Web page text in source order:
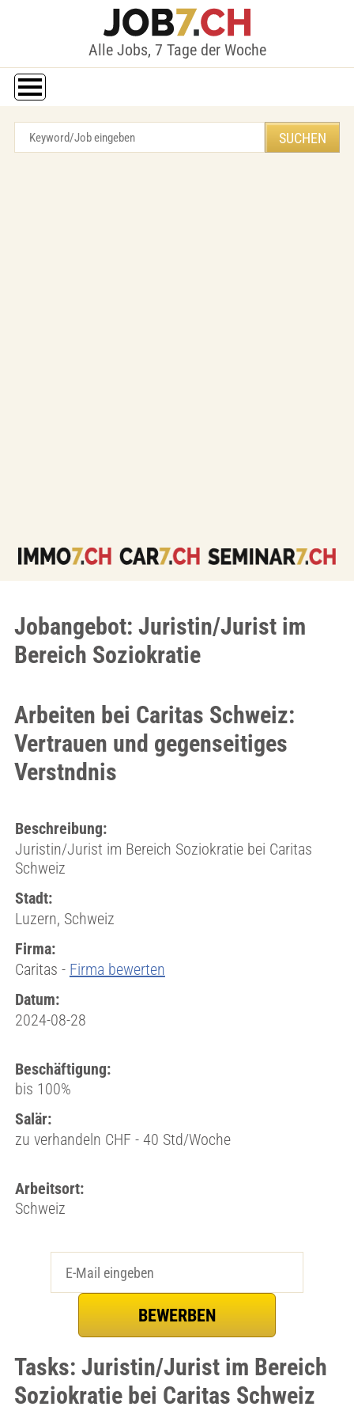
Alle Jobs, 7 Tage der Woche
Jobangebot: Juristin/Jurist im
Bereich Soziokratie
Arbeiten bei Caritas Schweiz:
Vertrauen und gegenseitiges
Verstndnis
Beschreibung:
Juristin/Jurist im Bereich Soziokratie bei Caritas
Schweiz
Stadt:
Luzern, Schweiz
Firma:
Caritas - Firma bewerten
Datum:
2024-08-28
Beschäftigung:
bis 100%
Salär:
zu verhandeln CHF - 40 Std/Woche
Arbeitsort:
Schweiz
Tasks: Juristin/Jurist im Bereich
Soziokratie bei Caritas Schweiz